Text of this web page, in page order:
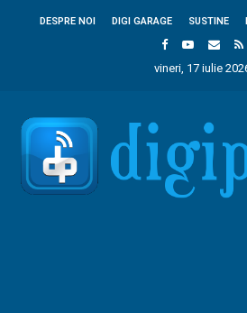
DESPRE NOI DIGI GARAGE SUSTINE
vineri, 17 iulie